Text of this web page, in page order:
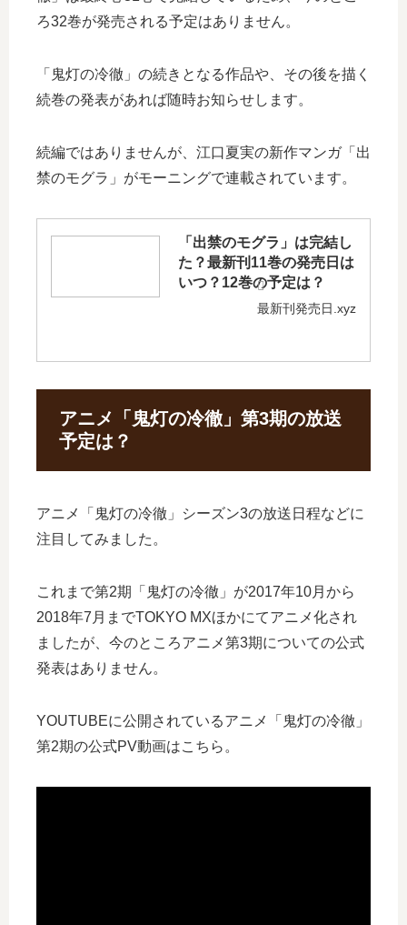
ろ32巻が発売される予定はありません。
「鬼灯の冷徹」の続きとなる作品や、その後を描く
続巻の発表があれば随時お知らせします。
続編ではありませんが、江口夏実の新作マンガ「出
禁のモグラ」がモーニングで連載されています。
「出禁のモグラ」は完結し
た？最新刊11巻の発売日は
いつ？12巻の予定は？
最新刊発売日.xyz
アニメ「鬼灯の冷徹」第3期の放送
予定は？
アニメ「鬼灯の冷徹」シーズン3の放送日程などに
注目してみました。
これまで第2期「鬼灯の冷徹」が2017年10月から
2018年7月までTOKYO MXほかにてアニメ化され
ましたが、今のところアニメ第3期についての公式
発表はありません。
YOUTUBEに公開されているアニメ「鬼灯の冷徹」
第2期の公式PV動画はこちら。